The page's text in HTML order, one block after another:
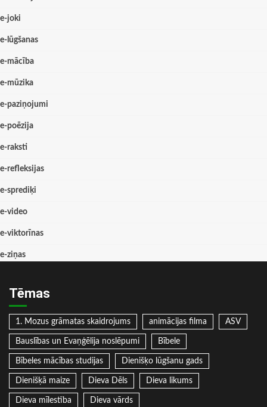
e-joki
e-lūgšanas
e-mācība
e-mūzika
e-paziņojumi
e-poēzija
e-raksti
e-refleksijas
e-sprediķi
e-video
e-viktorīnas
e-ziņas
Tēmas
1. Mozus grāmatas skaidrojums animācijas filma ASV
Bauslības un Evaņģēlija noslēpumi Bībele
Bībeles mācības studijas Dienišķo lūgšanu gads
Dienišķā maize Dieva Dēls Dieva likums
Dieva mīlestība Dieva vārds